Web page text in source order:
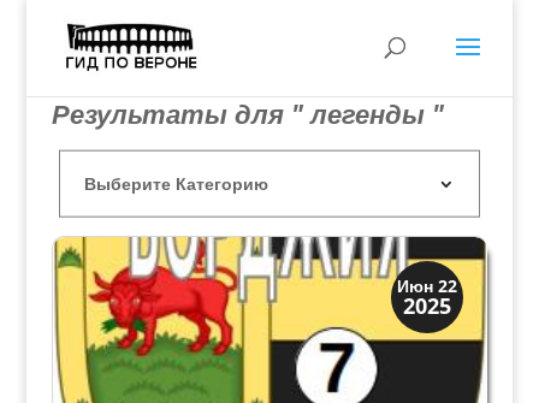
Результаты для " легенды "
Июн 22
2025
Династии
Папская область